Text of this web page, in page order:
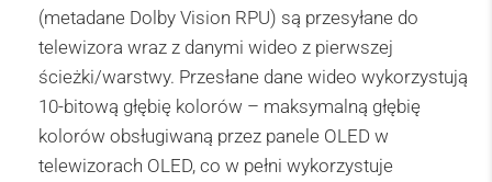
(metadane Dolby Vision RPU) są przesyłane do
telewizora wraz z danymi wideo z pierwszej
ścieżki/warstwy. Przesłane dane wideo wykorzystują
10-bitową głębię kolorów – maksymalną głębię
kolorów obsługiwaną przez panele OLED w
telewizorach OLED, co w pełni wykorzystuje